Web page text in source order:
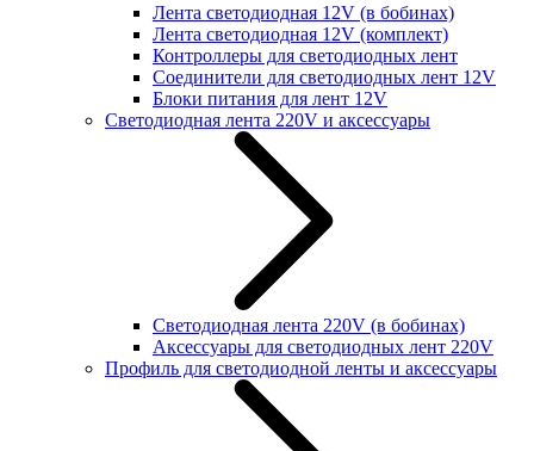
Лента светодиодная 12V (в бобинах)
Лента светодиодная 12V (комплект)
Контроллеры для светодиодных лент
Соединители для светодиодных лент 12V
Блоки питания для лент 12V
Светодиодная лента 220V и аксессуары
Светодиодная лента 220V (в бобинах)
Аксессуары для светодиодных лент 220V
Профиль для светодиодной ленты и аксессуары